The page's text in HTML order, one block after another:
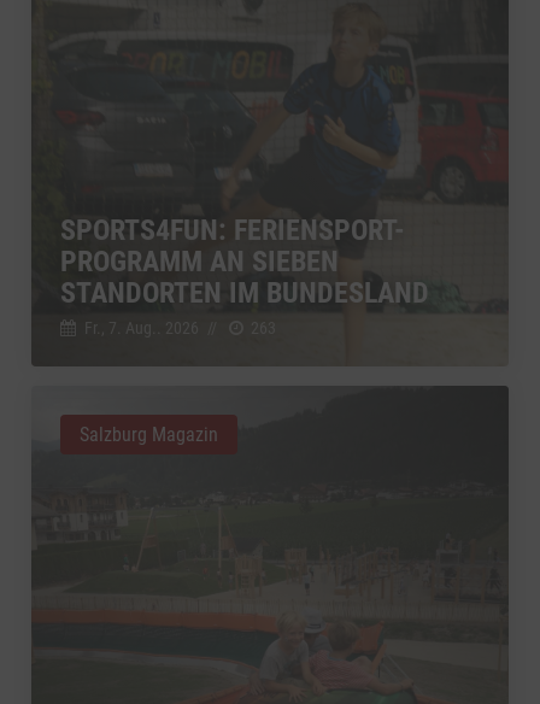
SPORTS4FUN: FERIENSPORT-
PROGRAMM AN SIEBEN
STANDORTEN IM BUNDESLAND
Fr., 7. Aug.. 2026 263
Salzburg Magazin